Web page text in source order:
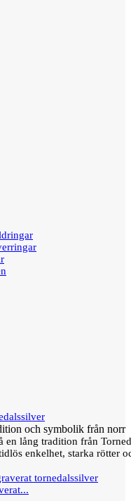
och symbolik från norr
en lång tradition från
enkelhet, starka rötter